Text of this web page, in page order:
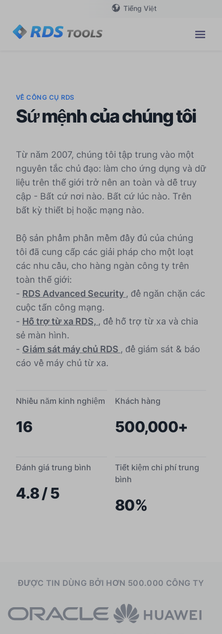
Tiếng Việt
VỀ CÔNG CỤ RDS
Sứ mệnh của chúng tôi
Từ năm 2007, chúng tôi tập trung vào một
nguyên tắc chủ đạo: làm cho ứng dụng và dữ
liệu trên thế giới trở nên an toàn và dễ truy
cập - Bất cứ nơi nào. Bất cứ lúc nào. Trên
bất kỳ thiết bị hoặc mạng nào.
Bộ sản phẩm phần mềm đầy đủ của chúng
tôi đã cung cấp các giải pháp cho một loạt
các nhu cầu, cho hàng ngàn công ty trên
toàn thế giới:
- RDS Advanced Security , để ngăn chặn các
cuộc tấn công mạng.
- Hỗ trợ từ xa RDS, , để hỗ trợ từ xa và chia
sẻ màn hình.
- Giám sát máy chủ RDS , để giám sát & báo
cáo về máy chủ từ xa.
Nhiều năm kinh nghiệm
16
Khách hàng
500,000+
Đánh giá trung bình
4.8 / 5
Tiết kiệm chi phí trung
bình
80%
ĐƯỢC TIN DÙNG BỞI HƠN 500.000 CÔNG TY